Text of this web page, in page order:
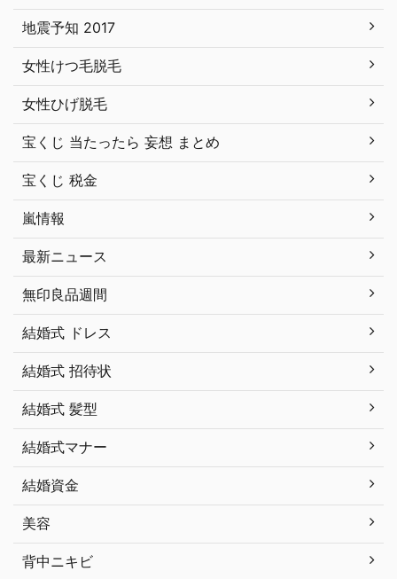
地震予知 2017
女性けつ毛脱毛
女性ひげ脱毛
宝くじ 当たったら 妄想 まとめ
宝くじ 税金
嵐情報
最新ニュース
無印良品週間
結婚式 ドレス
結婚式 招待状
結婚式 髪型
結婚式マナー
結婚資金
美容
背中ニキビ